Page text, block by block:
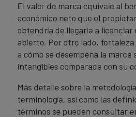
El valor de marca equivale al
económico neto que el
obtendría de llegarla a licenciar
abierto. Por otro lado,
a cómo se desempeña la marca
intangibles comparada con su
Más detalle sobre la
terminología, así como las
términos se pueden consultar